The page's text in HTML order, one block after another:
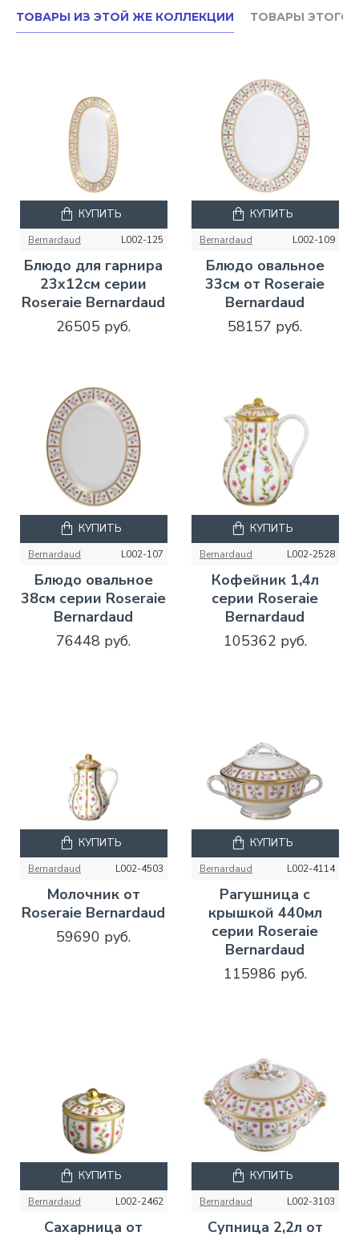
ТОВАРЫ ИЗ ЭТОЙ ЖЕ КОЛЛЕКЦИИ ТОВАРЫ ЭТОГО
Bernardaud L002-125
Блюдо для гарнира
23x12см серии
Roseraie Bernardaud
26505 руб.
КУПИТЬ
Bernardaud L002-109
Блюдо овальное
33см от Roseraie
Bernardaud
58157 руб.
КУПИТЬ
Bernardaud L002-107
Блюдо овальное
38см серии Roseraie
Bernardaud
76448 руб.
КУПИТЬ
Bernardaud L002-2528
Кофейник 1,4л
серии Roseraie
Bernardaud
105362 руб.
КУПИТЬ
Bernardaud L002-4503
Молочник от
Roseraie Bernardaud
59690 руб.
КУПИТЬ
Bernardaud L002-4114
Рагушница с
крышкой 440мл
серии Roseraie
Bernardaud
115986 руб.
КУПИТЬ
Bernardaud L002-2462
Сахарница от
КУПИТЬ
Bernardaud L002-3103
Супница 2,2л от
КУПИТЬ